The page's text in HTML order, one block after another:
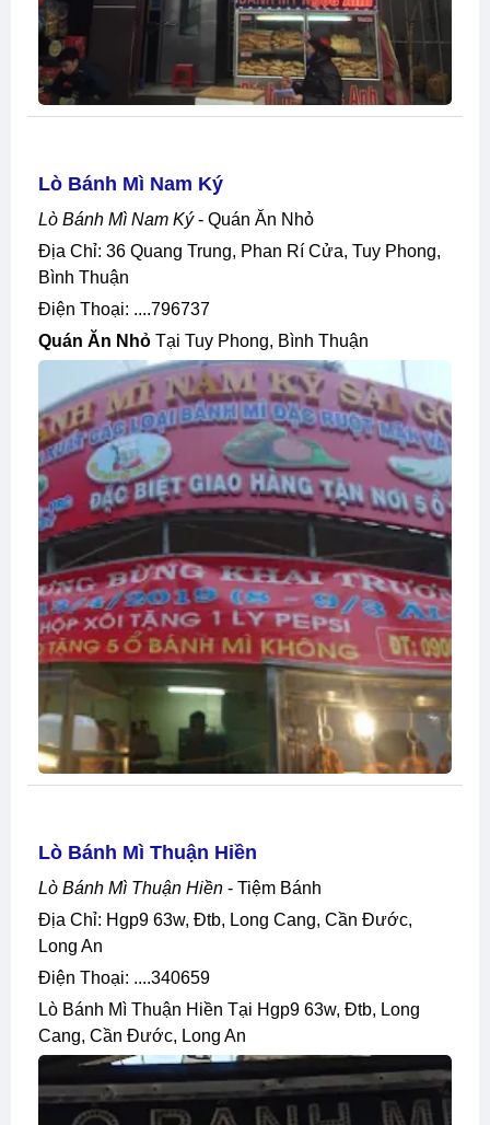
Lò Bánh Mì Nam Ký
Lò Bánh Mì Nam Ký- Quán Ăn Nhỏ
Địa Chỉ: 36 Quang Trung, Phan Rí Cửa, Tuy Phong,
Bình Thuận
Điện Thoại: ....796737
Quán Ăn Nhỏ Tại Tuy Phong, Bình Thuận
Lò Bánh Mì Thuận Hiền
Lò Bánh Mì Thuận Hiền - Tiệm Bánh
Địa Chỉ: Hgp9 63w, Đtb, Long Cang, Cần Đước,
Long An
Điện Thoại: ....340659
Lò Bánh Mì Thuận Hiền Tại Hgp9 63w, Đtb, Long
Cang, Cần Đước, Long An